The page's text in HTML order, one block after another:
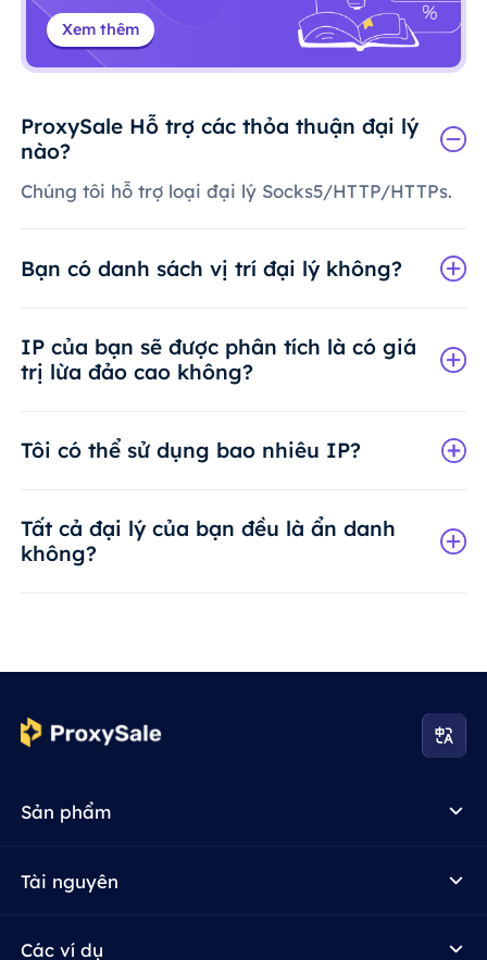
Xem thêm
ProxySale Hỗ trợ các thỏa thuận đại lý
nào?
Chúng tôi hỗ trợ loại đại lý Socks5/HTTP/HTTPs.
Bạn có danh sách vị trí đại lý không?
IP của bạn sẽ được phân tích là có giá
trị lừa đảo cao không?
Tôi có thể sử dụng bao nhiêu IP?
Tất cả đại lý của bạn đều là ẩn danh
không?
Sản phẩm
Tài nguyên
Các ví dụ